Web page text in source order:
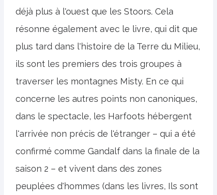
déjà plus à l'ouest que les Stoors. Cela
résonne également avec le livre, qui dit que
plus tard dans l'histoire de la Terre du Milieu,
ils sont les premiers des trois groupes à
traverser les montagnes Misty. En ce qui
concerne les autres points non canoniques,
dans le spectacle, les Harfoots hébergent
l'arrivée non précis de l'étranger – qui a été
confirmé comme Gandalf dans la finale de la
saison 2 – et vivent dans des zones
peuplées d'hommes (dans les livres, Ils sont